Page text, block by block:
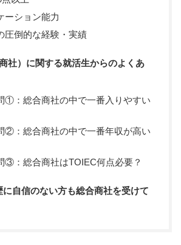
ション能力
倒的な経験・実績
社）に関する就活生からのよくあ
①：総合商社の中で一番入りやすい
②：総合商社の中で一番年収が高い
③：総合商社はTOIEC何点必要？
に自信のない方も総合商社を受けて